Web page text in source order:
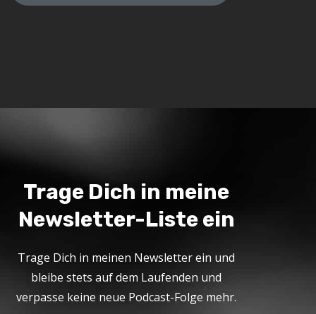
Trage Dich in meine
Newsletter-Liste ein
Trage Dich in meinen Newsletter ein und
bleibe stets auf dem Laufenden und
verpasse keine neue Podcast-Folge mehr.